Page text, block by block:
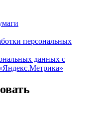
персональных
данных с